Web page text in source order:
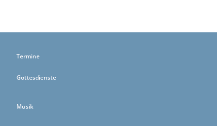
Termine
Gottesdienste
Musik